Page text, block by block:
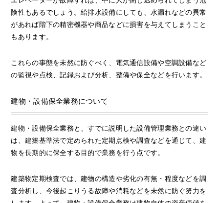
険性もあるでしょう。給排水設備にしても、水漏れなどの異常
があれば階下の精密機器や商品などに損害を与えてしまうこと
もあります。
これらの事態を未然に防ぐべく、電気通信設備や空調設備など
の監視や点検、記録および分析、整備や保全などを行います。
建物・設備保全業務について
建物・設備保全業務と、すでに説明した設備管理業務との違い
は、建築基準法で定められた定期点検や調査などを通じて、建
物を長期的に保全する目的で業務を行う点です。
建築物定期検査では、建物の構造や劣化の有無・程度などを調
査分析し、今後起こりうる故障や消耗などを未然に防ぐ努力を